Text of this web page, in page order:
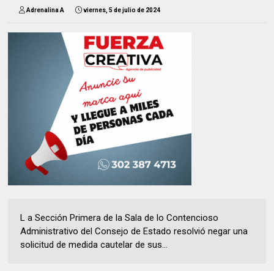
Adrenalina A viernes, 5 de julio de 2024
L a Sección Primera de la Sala de lo Contencioso
Administrativo del Consejo de Estado resolvió negar una
solicitud de medida cautelar de sus...